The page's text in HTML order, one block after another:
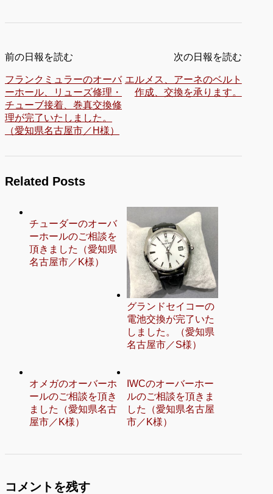
前の日報を読む
フランクミュラーのオーバ
ーホール、リューズ修理・
チューブ接着、巻真交換修
理が完了いたしました。
（愛知県名古屋市／H様）
次の日報を読む
エルメス、アーネのベルト
作成、交換を承ります。
Related Posts
チューダーのオーバ
ーホールのご相談を
頂きました（愛知県
名古屋市／K様）
グランドセイコーの
電池交換が完了いた
しました。（愛知県
名古屋市／S様）
オメガのオーバーホ
ールのご相談を頂き
ました（愛知県名古
屋市／K様）
IWCのオーバーホー
ルのご相談を頂きま
した（愛知県名古屋
市／K様）
コメントを残す